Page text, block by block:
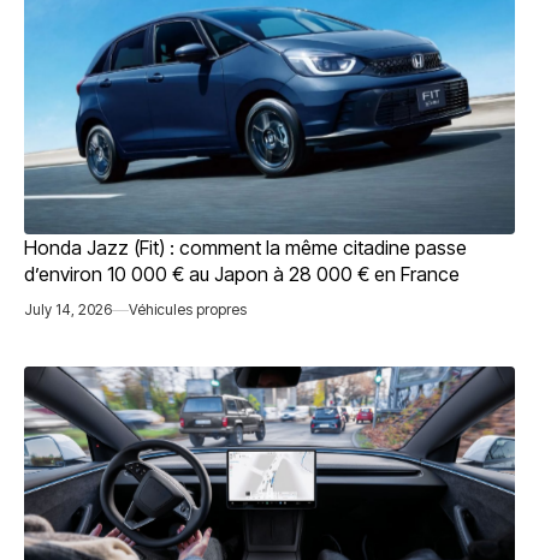
Honda Jazz (Fit) : comment la même citadine passe
d’environ 10 000 € au Japon à 28 000 € en France
July 14, 2026 Véhicules propres